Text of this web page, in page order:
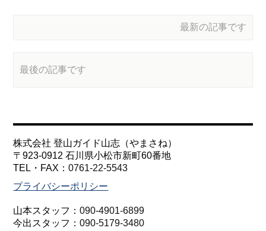
最新の記事です
最後の記事です
株式会社 登山ガイド山志（やまさね）
〒923-0912 石川県小松市新町60番地
TEL・FAX：0761-22-5543
プライバシーポリシー
山本スタッフ：090-4901-6899
今出スタッフ：090-5179-3480